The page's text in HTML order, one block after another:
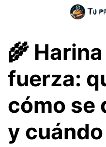
🌾
fuerza:
cómo se
y